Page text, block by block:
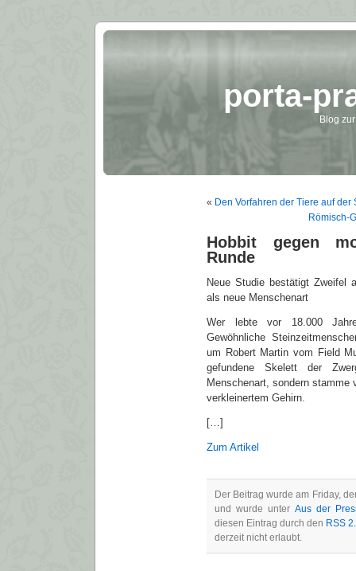
porta-
Blog
« Den Vorfahren der Tiere auf der
Römisch-
Hobbit gegen
Runde
Neue Studie bestätigt Zweifel
als neue Menschenart
Wer lebte vor 18.000
Gewöhnliche
um Robert Martin vom Field
gefundene Skelett der
Menschenart, sondern
verkleinertem Gehirn.
[…]
Zum Artikel
Der Beitrag wurde am Friday,
und wurde unter Aus der
diesen Eintrag durch den RSS
derzeit nicht erlaubt.